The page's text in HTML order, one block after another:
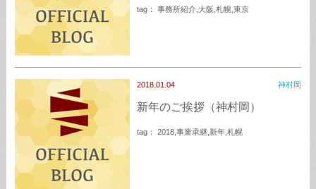
tag： 事務所紹介, 大阪 札幌, 東京
2018.01.04 神村岡
新年のご挨拶（神村岡）
tag： 2018, 事業承継, 新年, 札幌